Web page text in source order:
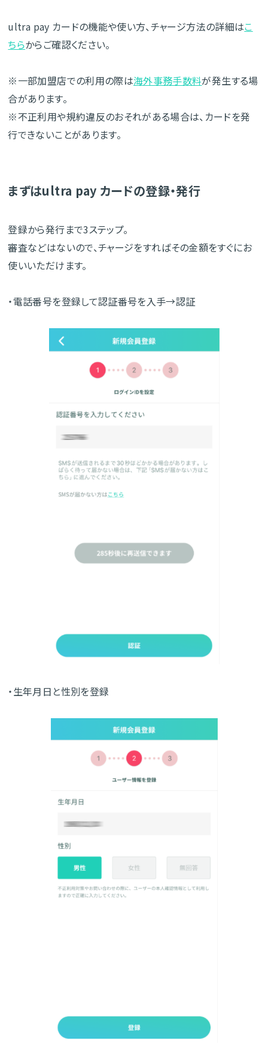
ultra pay カードの機能や使い方、チャージ方法の詳細はこ
ちらからご確認ください。
※一部加盟店での利用の際は海外事務手数料が発生する場
合があります。
※不正利用や規約違反のおそれがある場合は、カードを発
行できないことがあります。
まずはultra pay カードの登録・発行
登録から発行まで3ステップ。
審査などはないので、チャージをすればその金額をすぐにお
使いいただけます。
・電話番号を登録して認証番号を入手→認証
・生年月日と性別を登録